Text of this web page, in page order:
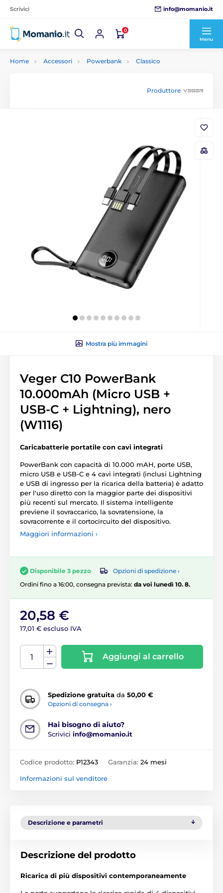
Scrivici info@momanio.it
0
Menu
Home Accessori Powerbank Classico
Produttore
Mostra più immagini
Veger C10 PowerBank
10.000mAh (Micro USB +
USB-C + Lightning), nero
(W1116)
Caricabatterie portatile con cavi integrati
PowerBank con capacità di 10.000 mAH, porte USB,
micro USB e USB-C e 4 cavi integrati (inclusi Lightning
e USB di ingresso per la ricarica della batteria) è adatto
per l'uso diretto con la maggior parte dei dispositivi
più recenti sul mercato. Il sistema intelligente
previene il sovraccarico, la sovratensione, la
sovracorrente e il cortocircuito del dispositivo.
Maggiori informazioni ›
Disponibile 3 pezzo
Opzioni di spedizione ›
Ordini fino a 16:00, consegna prevista: da voi lunedì 10. 8.
20,58 €
17,01 € escluso IVA
Aggiungi al carrello
Spedizione gratuita da 50,00 €
Opzioni di consegna ›
Hai bisogno di aiuto?
Scrivici info@momanio.it
Codice prodotto: P12343 Garanzia: 24 mesi
Informazioni sul venditore
Descrizione e parametri
Descrizione del prodotto
Ricarica di più dispositivi contemporaneamente